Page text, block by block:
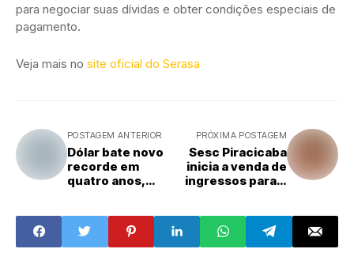
para negociar suas dívidas e obter condições especiais de
pagamento.
Veja mais no site oficial do Serasa
POSTAGEM ANTERIOR
Dólar bate novo
recorde em
quatro anos,
globais e
domésticas
PRÓXIMA POSTAGEM
Sesc Piracicaba
inicia a venda de
ingressos para o